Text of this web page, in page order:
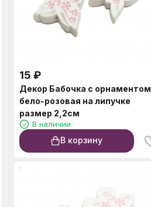
15 ₽
Декор Бабочка с орнаментом
бело-розовая на липучке
размер 2,2см
В наличии
В корзину